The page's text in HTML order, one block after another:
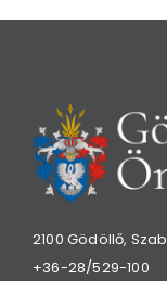
2100 Gödöllő,
+36-28/529-100